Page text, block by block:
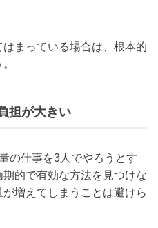
まっている場合は、根本的
担が大きい
の仕事を3人でやろうとす
的で有効な方法を見つけな
増えてしまうことは避けら